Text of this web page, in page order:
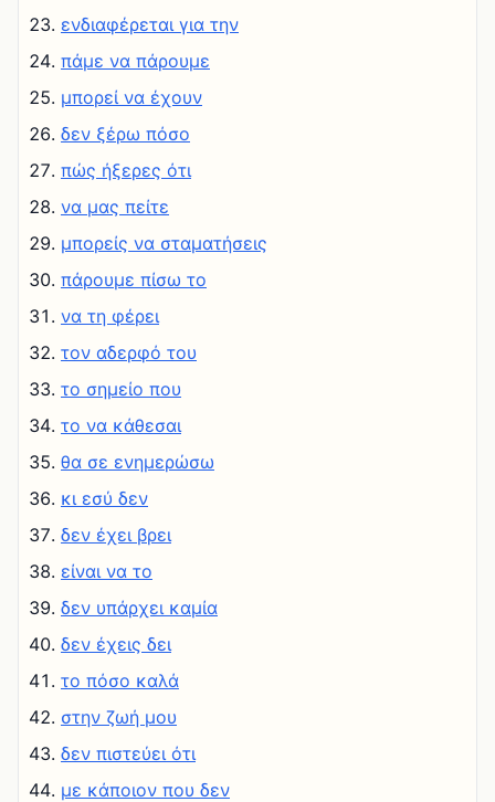
ενδιαφέρεται για την
πάμε να πάρουμε
μπορεί να έχουν
δεν ξέρω πόσο
πώς ήξερες ότι
να μας πείτε
μπορείς να σταματήσεις
πάρουμε πίσω το
να τη φέρει
τον αδερφό του
το σημείο που
το να κάθεσαι
θα σε ενημερώσω
κι εσύ δεν
δεν έχει βρει
είναι να το
δεν υπάρχει καμία
δεν έχεις δει
το πόσο καλά
στην ζωή μου
δεν πιστεύει ότι
με κάποιον που δεν